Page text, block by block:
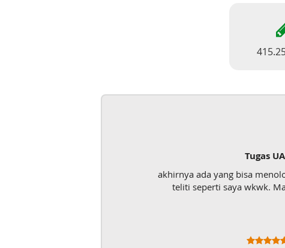
Tugas
akhirnya ada yang bisa
teliti seperti saya wkwk.